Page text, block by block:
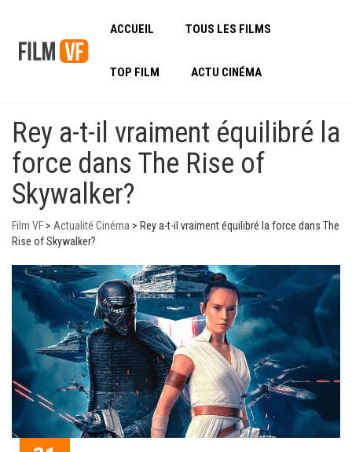
ACCUEIL TOUS LES FILMS
TOP FILM ACTU CINÉMA
Rey a-t-il vraiment équilibré la
force dans The Rise of
Skywalker?
Film VF > Actualité Cinéma > Rey a-t-il vraiment équilibré la force dans The
Rise of Skywalker?